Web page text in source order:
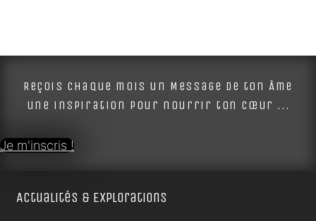
Reçois chaque mois un Message de ton Âme
une inspiration pour nourrir ton cœur ...
Je m'inscris !
Actualités & Explorations